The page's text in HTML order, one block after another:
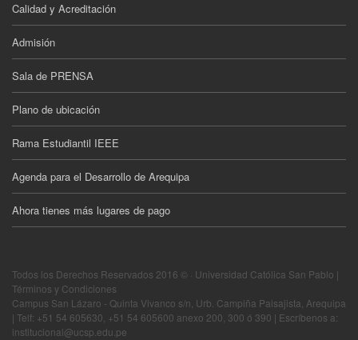
Calidad y Acreditación
Admisión
Sala de PRENSA
Plano de ubicación
Rama Estudiantil IEEE
Agenda para el Desarrollo de Arequipa
Ahora tienes más lugares de pago
Todos los Derechos Reservados 2016 © · Universidad Católica San Pablo |
Términos y Condiciones
Campus San Lázaro - Quinta Vivanco s/n, Urb. Campiña Paisajista, Arequipa
| Telf: +51 54 605630, +51 54 605600 anexo 200, 300 ó 390 | Escríbenos a:
institucional@ucsp.edu.pe